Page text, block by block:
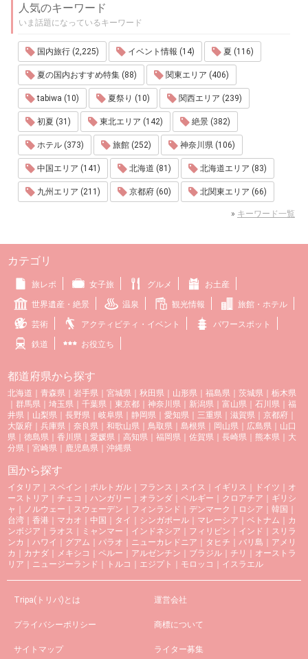
人気のキーワード
いま話題になっているキーワード
国内旅行 (2,225) イベント情報 (14) 夏 (116)
夏の国内おすすめ特集 (88) 関東エリア (406)
tabiwa (10) 夏祭り (10) 関西エリア (239)
初夏 (31) 東北エリア (142) 絶景 (382)
ホテル (373) 旅館 (252) 神奈川県 (106)
中国エリア (141) 北海道 (81) 北海道エリア (83)
九州エリア (211) 京都府 (60) 北関東エリア (66)
» キーワード一覧
カテゴリ
旅レポ 女子旅 グルメ お土産
世界遺産・絶景 温泉 観光情報 旅館・ホテル
芸術 アクティビティ・イベント パワースポット
鉄道 お役立ち
都道府県から探す
北海道 ｜青森県 ｜ 岩手県 ｜宮城県 ｜秋田県 ｜ 山形県 ｜福島県 ｜茨城県 ｜栃木県
｜ 群馬県 ｜埼玉県 ｜千葉県 ｜ 東京都 ｜神奈川県 ｜ 新潟県 ｜富山県 ｜石川県 ｜福
井県 ｜ 山梨県 ｜長野県 ｜岐阜県 ｜静岡県 ｜愛知県 ｜ 三重県 ｜滋賀県 ｜京都府 ｜
大阪府 ｜兵庫県 ｜奈良県 ｜和歌山県 ｜ 鳥取県 ｜島根県 ｜ 岡山県 ｜ 広島県 ｜ 山口
県 ｜徳島県 ｜香川県 ｜愛媛県 ｜高知県 ｜福岡県 ｜佐賀県 ｜長崎県 ｜ 熊本県 ｜ 大
分県 ｜宮崎県 ｜ 鹿児島県 ｜沖縄県
国から探す
イタリア ｜ スペイン ｜ ポルトガル ｜ フランス ｜ スイス ｜ イギリス ｜ ドイツ ｜ オ
ーストリア ｜チェコ ｜ ハンガリー ｜ オランダ ｜ベルギー ｜ クロアチア ｜ ギリシ
ャ ｜ ノルウェー ｜ スウェーデン ｜ フィンランド ｜ デンマーク ｜ ロシア ｜韓国 ｜
台湾 ｜香港 ｜ マカオ ｜中国 ｜ タイ ｜ シンガポール ｜ マレーシア ｜ベトナム ｜ カ
ンボジア ｜ ラオス ｜ ミャンマー ｜ インドネシア ｜ フィリピン ｜ インド ｜ スリラ
ンカ ｜ ハワイ ｜ グアム ｜ パラオ ｜ ニューカレドニア ｜ タヒチ ｜ バリ島 ｜ アメリ
カ ｜ カナダ ｜ メキシコ ｜ペルー ｜ アルゼンチン ｜ ブラジル ｜チリ ｜ オーストラ
リア ｜ ニュージーランド ｜ トルコ ｜ エジプト ｜ モロッコ ｜ イスラエル
Tripa(トリパ)とは 運営会社
プライバシーポリシー 商標について
サイトマップ ライター募集